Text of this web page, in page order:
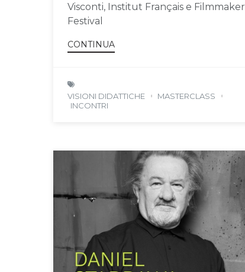
Visconti, Institut Français e Filmmaker
Festival
CONTINUA
VISIONI DIDATTICHE
MASTERCLASS
INCONTRI